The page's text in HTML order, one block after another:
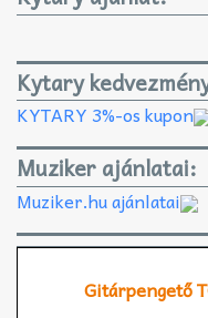
Kytary
KYTARY 3%-os kupon
Muziker ajánlatai:
Muziker.hu ajánlatai
Gitárpengető